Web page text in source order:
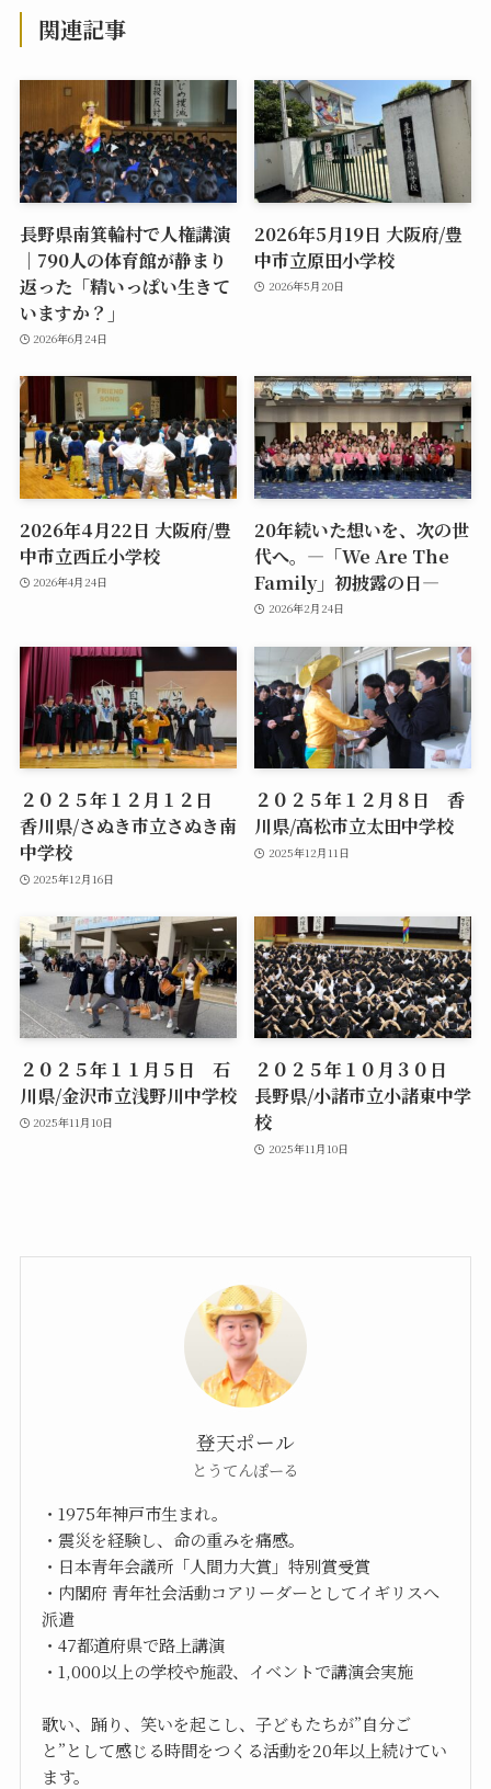
関連記事
長野県南箕輪村で人権講演
｜790人の体育館が静まり
返った「精いっぱい生きて
いますか？」
2026年6月24日
2026年5月19日 大阪府/豊
中市立原田小学校
2026年5月20日
2026年4月22日 大阪府/豊
中市立西丘小学校
2026年4月24日
20年続いた想いを、次の世
代へ。―「We Are The
Family」初披露の日―
2026年2月24日
２０２５年１２月１２日
香川県/さぬき市立さぬき南
中学校
2025年12月16日
２０２５年１２月８日 香
川県/高松市立太田中学校
2025年12月11日
２０２５年１１月５日 石
川県/金沢市立浅野川中学校
2025年11月10日
２０２５年１０月３０日
長野県/小諸市立小諸東中学
校
2025年11月10日
登天ポール
とうてんぽーる
・1975年神戸市生まれ。
・震災を経験し、命の重みを痛感。
・日本青年会議所「人間力大賞」特別賞受賞
・内閣府 青年社会活動コアリーダーとしてイギリスへ
派遣
・47都道府県で路上講演
・1,000以上の学校や施設、イベントで講演会実施
歌い、踊り、笑いを起こし、子どもたちが”自分ご
と”として感じる時間をつくる活動を20年以上続けてい
ます。